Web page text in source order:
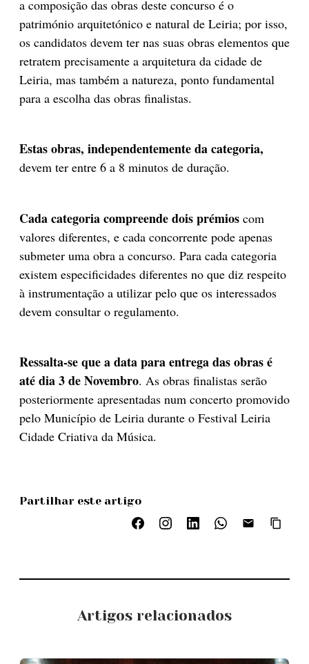
a composição das obras deste concurso é o
património arquitetónico e natural de Leiria; por isso,
os candidatos devem ter nas suas obras elementos que
retratem precisamente a arquitetura da cidade de
Leiria, mas também a natureza, ponto fundamental
para a escolha das obras finalistas.
Estas obras, independentemente da categoria,
devem ter entre 6 a 8 minutos de duração.
Cada categoria compreende dois prémios com
valores diferentes, e cada concorrente pode apenas
submeter uma obra a concurso. Para cada categoria
existem especificidades diferentes no que diz respeito
à instrumentação a utilizar pelo que os interessados
devem consultar o regulamento.
Ressalta-se que a data para entrega das obras é
até dia 3 de Novembro. As obras finalistas serão
posteriormente apresentadas num concerto promovido
pelo Município de Leiria durante o Festival Leiria
Cidade Criativa da Música.
Partilhar este artigo
Artigos relacionados